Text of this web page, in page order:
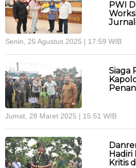
PWI
Senin, 25 Agustus 2025 | 17:59 WIB
Siaga
Jumat, 28 Maret 2025 | 15:51 WIB
Hadiri
Kritis